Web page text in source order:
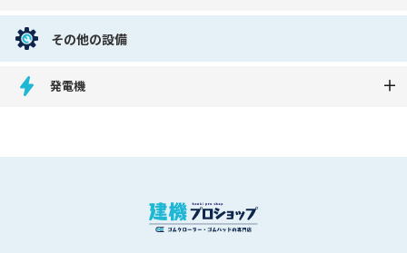
その他の設備
発電機